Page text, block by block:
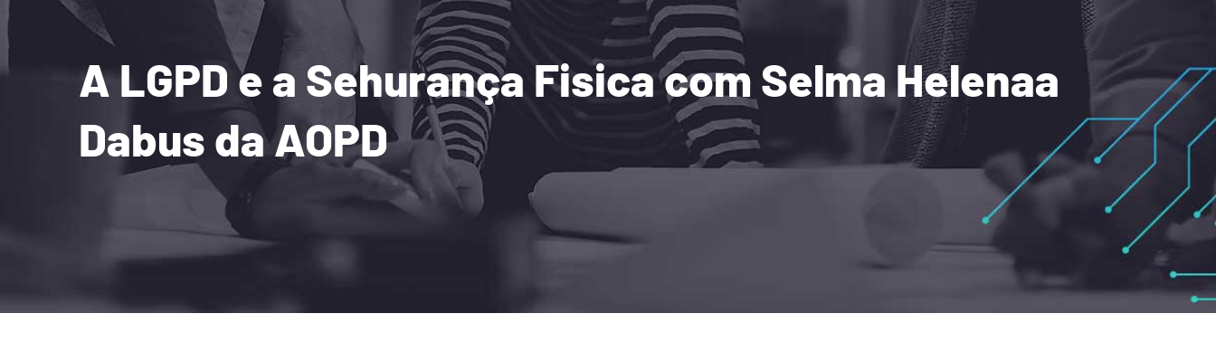
A LGPD e a Sehurança Fisica com Selma Helenaa
Dabus da AOPD